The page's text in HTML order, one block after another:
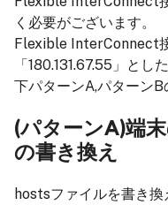
く必要がございます。
Flexible InterConnect
「180.131.67.55」と
下パターンA,パターンB
(パターンA)端
の書き換え
hostsファイルを書き